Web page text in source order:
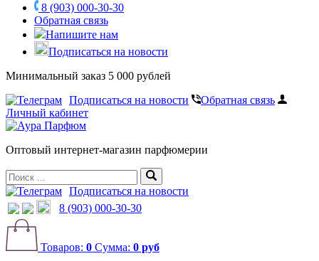
8 (903) 000-30-30
Обратная связь
Напишите нам
Подписаться на новости
Минимальный заказ 5 000 рублей
Подписаться на новости
Обратная связь
Личный кабинет
Оптовый интернет-магазин парфюмерии
Подписаться на новости
8 (903) 000-30-30
Товаров: 0 Сумма: 0 руб